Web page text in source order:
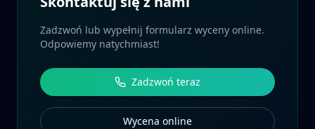
Zadzwoń lub wypełnij formularz wyceny online.
Odpowiemy natychmiast!
Zadzwoń teraz
Wycena online